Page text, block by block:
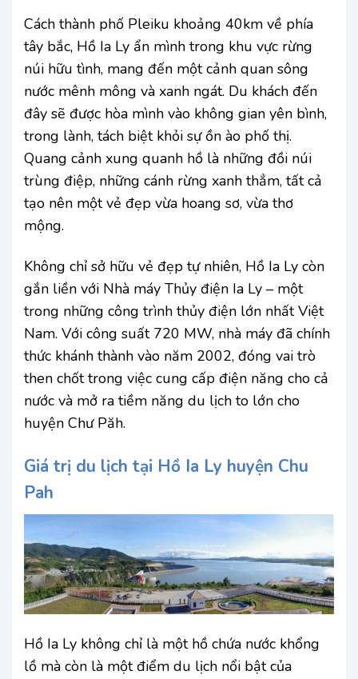
Cách thành phố Pleiku khoảng 40km về phía
tây bắc, Hồ Ia Ly ẩn mình trong khu vực rừng
núi hữu tình, mang đến một cảnh quan sông
nước mênh mông và xanh ngát. Du khách đến
đây sẽ được hòa mình vào không gian yên bình,
trong lành, tách biệt khỏi sự ồn ào phố thị.
Quang cảnh xung quanh hồ là những đồi núi
trùng điệp, những cánh rừng xanh thẳm, tất cả
tạo nên một vẻ đẹp vừa hoang sơ, vừa thơ
mộng.
Không chỉ sở hữu vẻ đẹp tự nhiên, Hồ Ia Ly còn
gắn liền với Nhà máy Thủy điện Ia Ly – một
trong những công trình thủy điện lớn nhất Việt
Nam. Với công suất 720 MW, nhà máy đã chính
thức khánh thành vào năm 2002, đóng vai trò
then chốt trong việc cung cấp điện năng cho cả
nước và mở ra tiềm năng du lịch to lớn cho
huyện Chư Păh.
Giá trị du lịch tại Hồ Ia Ly huyện Chu
Pah
Hồ Ia Ly không chỉ là một hồ chứa nước khổng
lồ mà còn là một điểm du lịch nổi bật của